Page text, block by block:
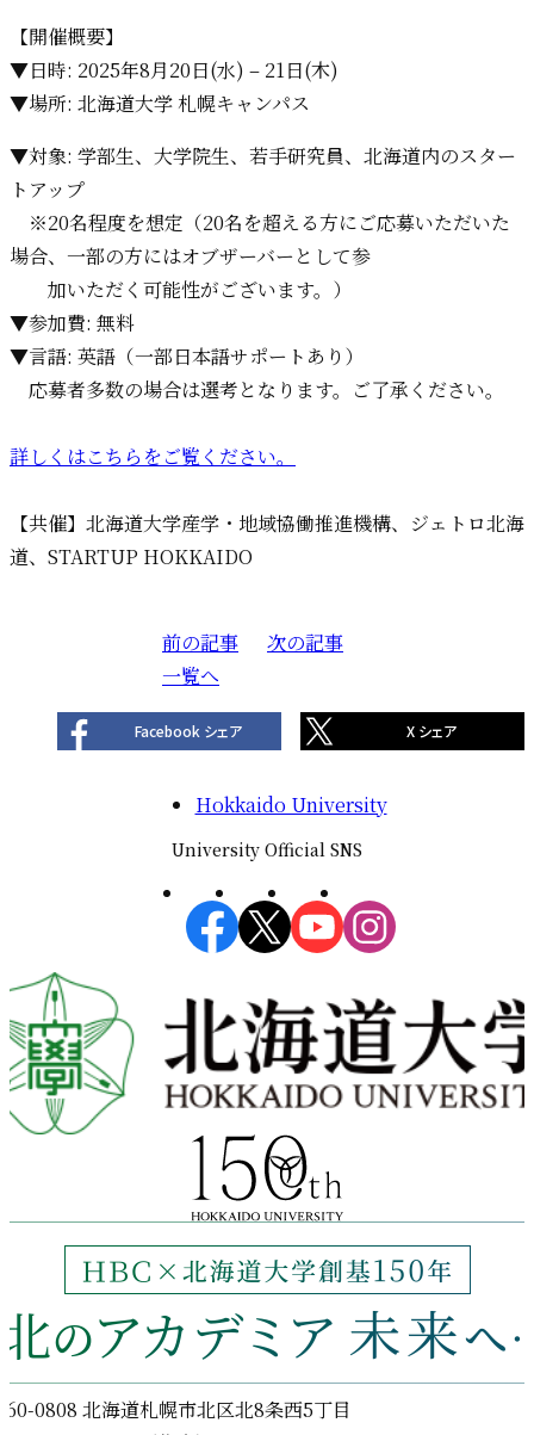
【開催概要】
▼日時: 2025年8月20日(水) – 21日(木)
▼場所: 北海道大学 札幌キャンパス
▼対象: 学部生、大学院生、若手研究員、北海道内のスター
トアップ
※20名程度を想定（20名を超える方にご応募いただいた
場合、一部の方にはオブザーバーとして参
加いただく可能性がございます。）
▼参加費: 無料
▼言語: 英語（一部日本語サポートあり）
応募者多数の場合は選考となります。ご了承ください。
詳しくはこちらをご覧ください。
【共催】北海道大学産学・地域協働推進機構、ジェトロ北海
道、STARTUP HOKKAIDO
投
ナ
ー
シ
ン
前の記事
一覧へ
次の記事
Facebook シェア X シェア
Hokkaido University
University Official SNS
0808 北海道札幌市北区北8条西5丁目